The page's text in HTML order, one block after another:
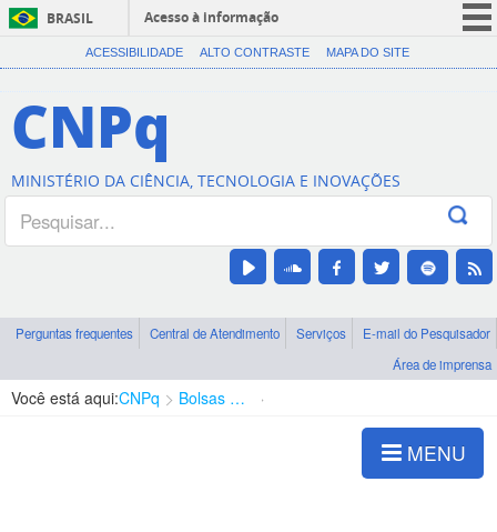
BRASIL
Acesso à informação
CORONAVÍRUS (COVID-19)
Canais
ACESSIBILIDADE ALTO CONTRASTE MAPA DO SITE
CNPq
MINISTÉRIO DA CIÊNCIA, TECNOLOGIA E INOVAÇÕES
Perguntas frequentes Central de Atendimento Serviços
E-mail do Pesquisador
Área de imprensa
Você está aqui:CNPq Bolsas e Auxílios Vigentes
MENU